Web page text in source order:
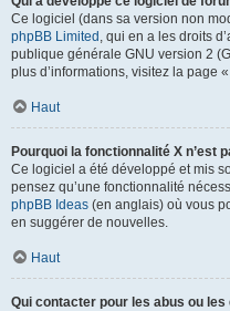
Ce logiciel (dans sa version non
phpBB Limited , qui en a les droits
publique générale GNU version 2
plus d’informations, visitez la page «
Haut
Pourquoi la fonctionnalité X n’est
Ce logiciel a été développé et mis
pensez qu’une fonctionnalité
phpBB Ideas (en anglais) où vous
en suggérer de nouvelles.
Haut
Qui contacter pour les abus ou